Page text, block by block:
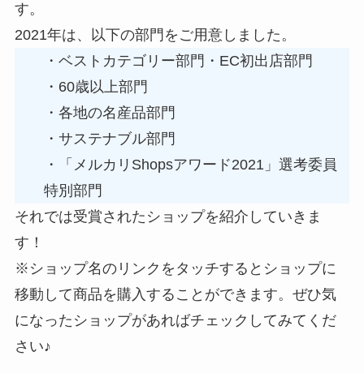
す。
2021年は、以下の部門をご用意しました。
・ベストカテゴリー部門・EC初出店部門
・60歳以上部門
・各地の名産品部門
・サステナブル部門
・「メルカリShopsアワード2021」選考委員
特別部門
それでは受賞されたショップを紹介していきま
す！
※ショップ名のリンクをタッチするとショップに
移動して商品を購入することができます。ぜひ気
になったショップがあればチェックしてみてくだ
さい♪